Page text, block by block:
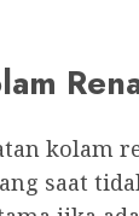
kolam
saat